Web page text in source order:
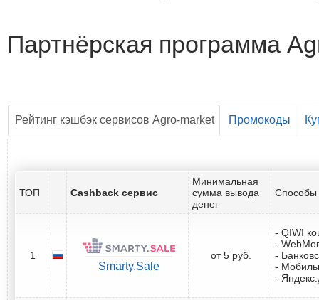
Партнёрская программа
Рейтинг кэшбэк сервисов Agro-market Промокоды
ТОП Cashback сервис
Минимальная
сумма вывода
денег
Способы
1
Smarty.Sale
от 5 руб.
- QIWI
-
-
-
-